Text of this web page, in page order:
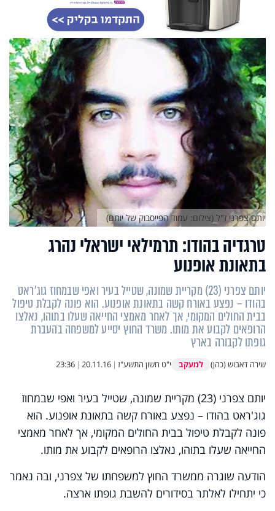
טרגדיה בהודו: תרמילאי ישראלי נהרג
בתאונת אופנוע
יותם צפרני (23) מקריית שמונה, שטייל בעיר ואפי שבמחוז גוג'ראט
בהודו – נפצע באורח קשה בתאונת אופנוע. הוא פונה לקבלת טיפול
בבית החולים המקומי, אך לאחר מאמצי החייאה שעלו בתוהו, נאלצו
הרופאים לקבוע את מותו. משרד החוץ יסייע למשפחה בהעברת
גופתו לקבורה בארץ
שירה דאבוש (כהן) למעקב י"ט חשון התשע"ז |
20.11.16
|
23:36
יותם צפרני ז"ל (צילום: עמוד הפייסבוק של יותם)
יותם צפרני (23) מקריית שמונה, שטייל בעיר ואפי שבמחוז
גוג'ראט בהודו – נפצע באורח קשה בתאונת אופנוע. הוא
פונה לקבלת טיפול בבית החולים המקומי, אך לאחר מאמצי
החייאה שעלו בתוהו, נאלצו הרופאים לקבוע את מותו.
הודעה שוגרה ממשרד החוץ למשפחתו של צפרני, ובה נאמר
כי יתחילו לאלתר בסידורים להשבת גופתו ארצה.